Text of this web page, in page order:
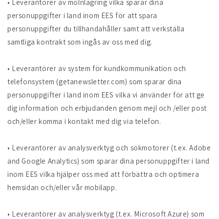
• Leverantörer av molnlagring vilka sparar dina
personuppgifter i land inom EES för att spara
personuppgifter du tillhandahåller samt att verkställa
samtliga kontrakt som ingås av oss med dig.
• Leverantörer av system för kundkommunikation och
telefonsystem (getanewsletter.com) som sparar dina
personuppgifter i land inom EES vilka vi använder för att ge
dig information och erbjudanden genom mejl och /eller post
och/eller komma i kontakt med dig via telefon.
• Leverantörer av analysverktyg och sökmotorer (t.ex. Adobe
and Google Analytics) som sparar dina personuppgifter i land
inom EES vilka hjälper oss med att förbättra och optimera
hemsidan och/eller vår mobilapp.
• Leverantörer av analysverktyg (t.ex. Microsoft Azure) som